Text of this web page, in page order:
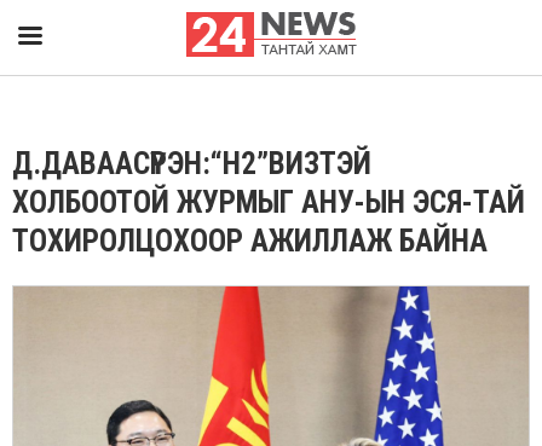
Д.ДАВААСҮРЭН:“Н2”ВИЗТЭЙ
ХОЛБООТОЙ ЖУРМЫГ АНУ-ЫН ЭСЯ-ТАЙ
ТОХИРОЛЦОХООР АЖИЛЛАЖ БАЙНА